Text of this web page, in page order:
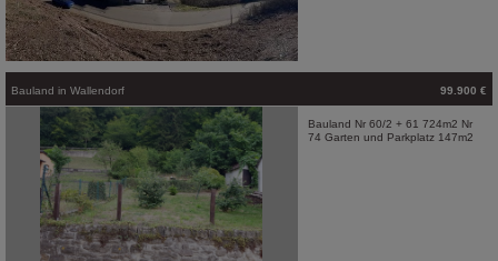
Bauland in Wallendorf 99.900 €
Bauland Nr 60/2 + 61 724m2 Nr
74 Garten und Parkplatz 147m2